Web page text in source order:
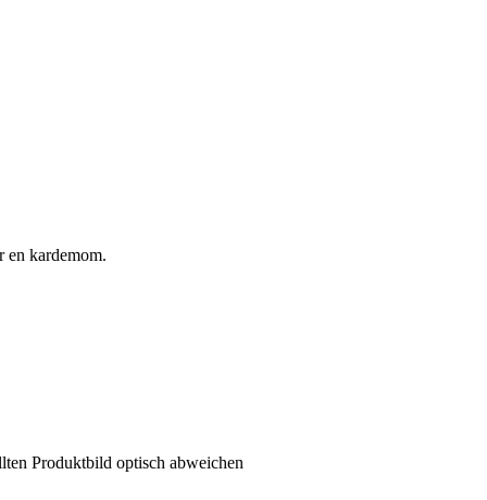
en kardemom.
Produktbild optisch abweichen